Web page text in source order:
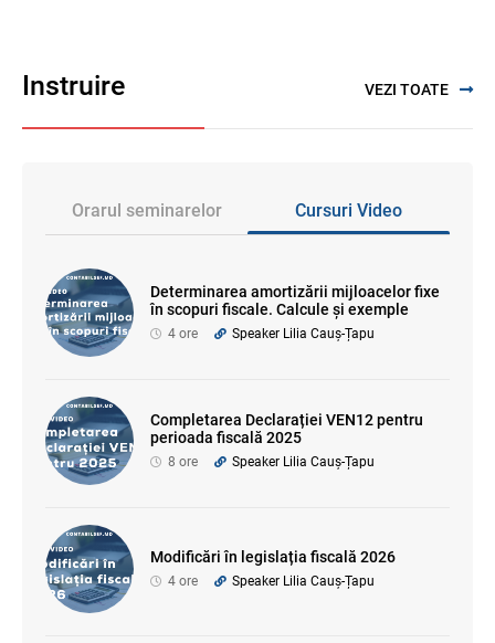
Instruire VEZI TOATE
Orarul seminarelor Cursuri Video
Determinarea amortizării mijloacelor fixe
în scopuri fiscale. Calcule și exemple
4 ore Speaker Lilia Cauș-Țapu
Completarea Declarației VEN12 pentru
perioada fiscală 2025
8 ore Speaker Lilia Cauș-Țapu
Modificări în legislația fiscală 2026
4 ore Speaker Lilia Cauș-Țapu